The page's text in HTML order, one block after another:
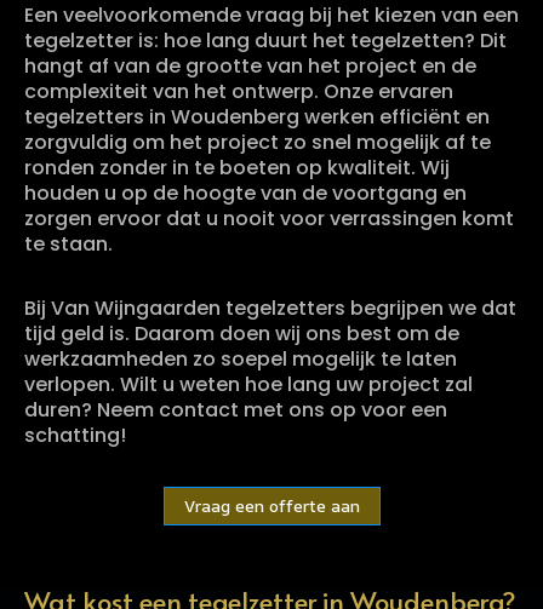
Een veelvoorkomende vraag bij het kiezen van een
tegelzetter is: hoe lang duurt het tegelzetten? Dit
hangt af van de grootte van het project en de
complexiteit van het ontwerp. Onze ervaren
tegelzetters in Woudenberg werken efficiënt en
zorgvuldig om het project zo snel mogelijk af te
ronden zonder in te boeten op kwaliteit. Wij
houden u op de hoogte van de voortgang en
zorgen ervoor dat u nooit voor verrassingen komt
te staan.
Bij Van Wijngaarden tegelzetters begrijpen we dat
tijd geld is. Daarom doen wij ons best om de
werkzaamheden zo soepel mogelijk te laten
verlopen. Wilt u weten hoe lang uw project zal
duren? Neem contact met ons op voor een
schatting!
Vraag een offerte aan
Wat kost een tegelzetter in Woudenberg?